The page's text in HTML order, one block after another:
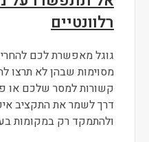
רלוונטיים
גוגל מאפשרת לכם
מסוימות שבהן לא תרצו
קשורות למסר שלכם או
דרך לשמר את התקציב
ולהתמקד רק במקומות